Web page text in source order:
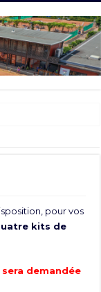
pour vos
kits de
demandée